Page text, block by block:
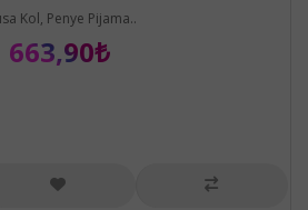
Kol, Penye Pijama..
663,90₺